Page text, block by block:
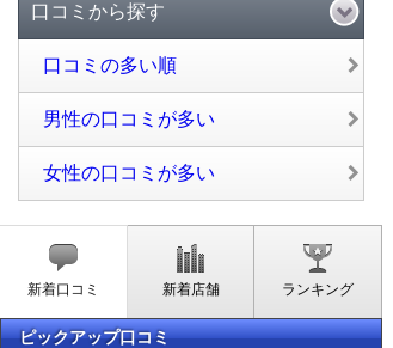
口コミから探す
口コミの多い順
男性の口コミが多い
女性の口コミが多い
新着口コミ 新着店舗 ランキング
ピックアップ口コミ